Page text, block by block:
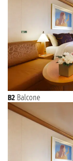
B2 Balcone